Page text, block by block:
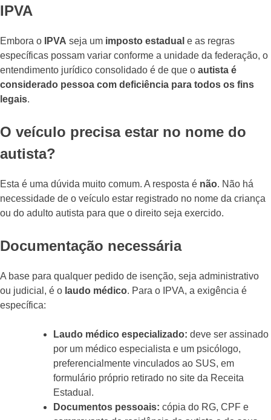
IPVA
Embora o IPVA seja um imposto estadual e as regras
específicas possam variar conforme a unidade da federação, o
entendimento jurídico consolidado é de que o autista é
considerado pessoa com deficiência para todos os fins
legais.
O veículo precisa estar no nome do
autista?
Esta é uma dúvida muito comum. A resposta é não. Não há
necessidade de o veículo estar registrado no nome da criança
ou do adulto autista para que o direito seja exercido.
Documentação necessária
A base para qualquer pedido de isenção, seja administrativo
ou judicial, é o laudo médico. Para o IPVA, a exigência é
específica:
Laudo médico especializado: deve ser assinado
por um médico especialista e um psicólogo,
preferencialmente vinculados ao SUS, em
formulário próprio retirado no site da Receita
Estadual.
Documentos pessoais: cópia do RG, CPF e